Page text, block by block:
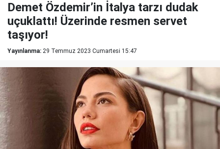
Demet Özdemir’in İtalya tarzı dudak
uçuklattı! Üzerinde resmen servet
taşıyor!
Yayınlanma: 29 Temmuz 2023 Cumartesi 15:47